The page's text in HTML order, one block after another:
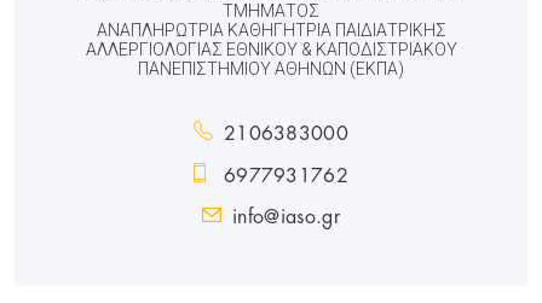
ΤΜΗΜΑΤΟΣ
ΑΝΑΠΛΗΡΩΤΡΙΑ ΚΑΘΗΓΗΤΡΙΑ ΠΑΙΔΙΑΤΡΙΚΗΣ
ΑΛΛΕΡΓΙΟΛΟΓΙΑΣ ΕΘΝΙΚΟΥ & ΚΑΠΟΔΙΣΤΡΙΑΚΟΥ
ΠΑΝΕΠΙΣΤΗΜΙΟΥ ΑΘΗΝΩΝ (ΕΚΠΑ)
2106383000
6977931762
info@iaso.gr